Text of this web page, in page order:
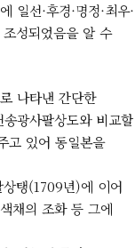
일선·후경·명정·최우·
조성되었음을 알 수
나타낸 간단한
광사팔상도와 비교할
고 있어 동일본을
탱(1709년)에 이어
채의 조화 등 그에